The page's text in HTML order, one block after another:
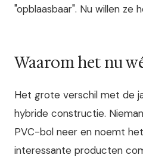
"opblaasbaar". Nu willen ze
Waarom het nu
Het grote verschil met de
hybride constructie.
PVC-bol neer en noemt
interessante producten